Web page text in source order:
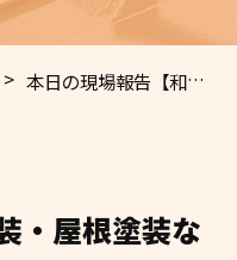
> 本日の現場報告 【和歌山市の外壁塗装・屋根塗装ならエースペイント】🏠✨
・屋根塗装な